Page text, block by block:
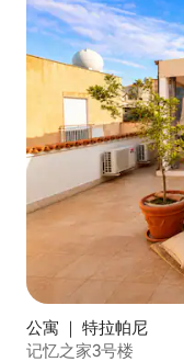
公寓 ｜ 特拉帕尼
记忆之家3号楼